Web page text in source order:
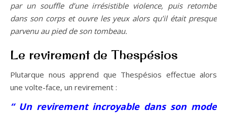
par un souffle d’une irrésistible violence, puis retombe
dans son corps et ouvre les yeux alors qu’il était presque
parvenu au pied de son tombeau.
Le revirement de Thespésios
Plutarque nous apprend que Thespésios effectue alors
une volte-face, un revirement :
“ Un revirement incroyable dans son mode